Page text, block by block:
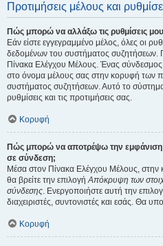
Προτιμήσεις μέλους και
Πώς μπορώ να αλλάξω τις ρυθμίσεις
Εάν είστε εγγεγραμμένο μέλος, όλες οι
δεδομένων του συστήματος συζητήσεων.
Πίνακα Ελέγχου Μέλους. Ένας
στο όνομα μέλους σας στην κορυφή των
συστήματος συζητήσεων. Αυτό το σύστημα
ρυθμίσεις και τις προτιμήσεις σας.
Κορυφή
Πώς μπορώ να αποτρέψω την εμφάνιση
σε σύνδεση;
Μέσα στον Πίνακα Ελέγχου Μέλους, στην
θα βρείτε την επιλογήΑπόκρυψη των
σύνδεσης. Ενεργοποιήστε αυτή την
διαχειριστές, συντονιστές και εσάς. Θα
Κορυφή